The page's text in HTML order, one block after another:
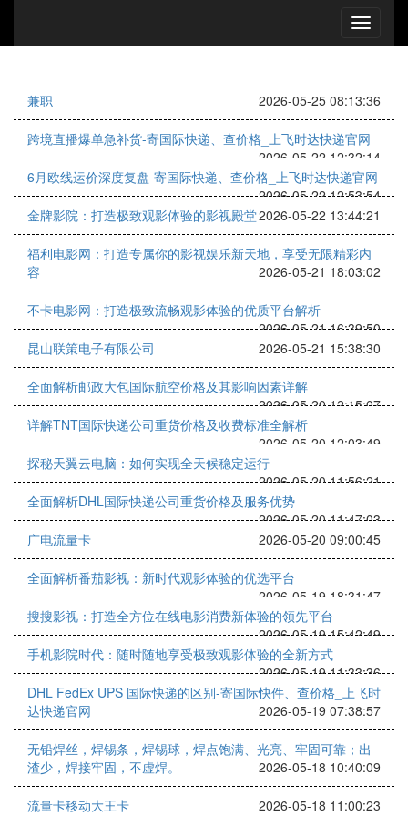
兼职 2026-05-25 08:13:36
跨境直播爆单急补货-寄国际快递、查价格_上飞时达快递官网
2026-05-22 12:32:14
6月欧线运价深度复盘-寄国际快递、查价格_上飞时达快递官网
2026-05-22 12:53:54
金牌影院：打造极致观影体验的影视殿堂2026-05-22 13:44:21
福利电影网：打造专属你的影视娱乐新天地，享受无限精彩内
容
2026-05-21 18:03:02
不卡电影网：打造极致流畅观影体验的优质平台解析
2026-05-21 16:39:50
昆山联策电子有限公司
2026-05-21 15:38:30
全面解析邮政大包国际航空价格及其影响因素详解
2026-05-20 12:15:07
详解TNT国际快递公司重货价格及收费标准全解析
2026-05-20 12:03:49
探秘天翼云电脑：如何实现全天候稳定运行
2026-05-20 11:56:21
全面解析DHL国际快递公司重货价格及服务优势
2026-05-20 11:47:03
广电流量卡
2026-05-20 09:00:45
全面解析番茄影视：新时代观影体验的优选平台
2026-05-19 18:31:47
搜搜影视：打造全方位在线电影消费新体验的领先平台
2026-05-19 15:42:49
手机影院时代：随时随地享受极致观影体验的全新方式
2026-05-19 11:33:36
DHL FedEx UPS 国际快递的区别-寄国际快件、查价格_上飞时
达快递官网
2026-05-19 07:38:57
无铅焊丝，焊锡条，焊锡球，焊点饱满、光亮、牢固可靠；出
渣少，焊接牢固，不虚焊。
2026-05-18 10:40:09
流量卡移动大王卡 2026-05-18 11:00:23